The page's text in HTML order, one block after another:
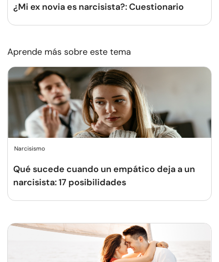
¿Mi ex novia es narcisista?: Cuestionario
Aprende más sobre este tema
Narcisismo
Qué sucede cuando un empático deja a un
narcisista: 17 posibilidades